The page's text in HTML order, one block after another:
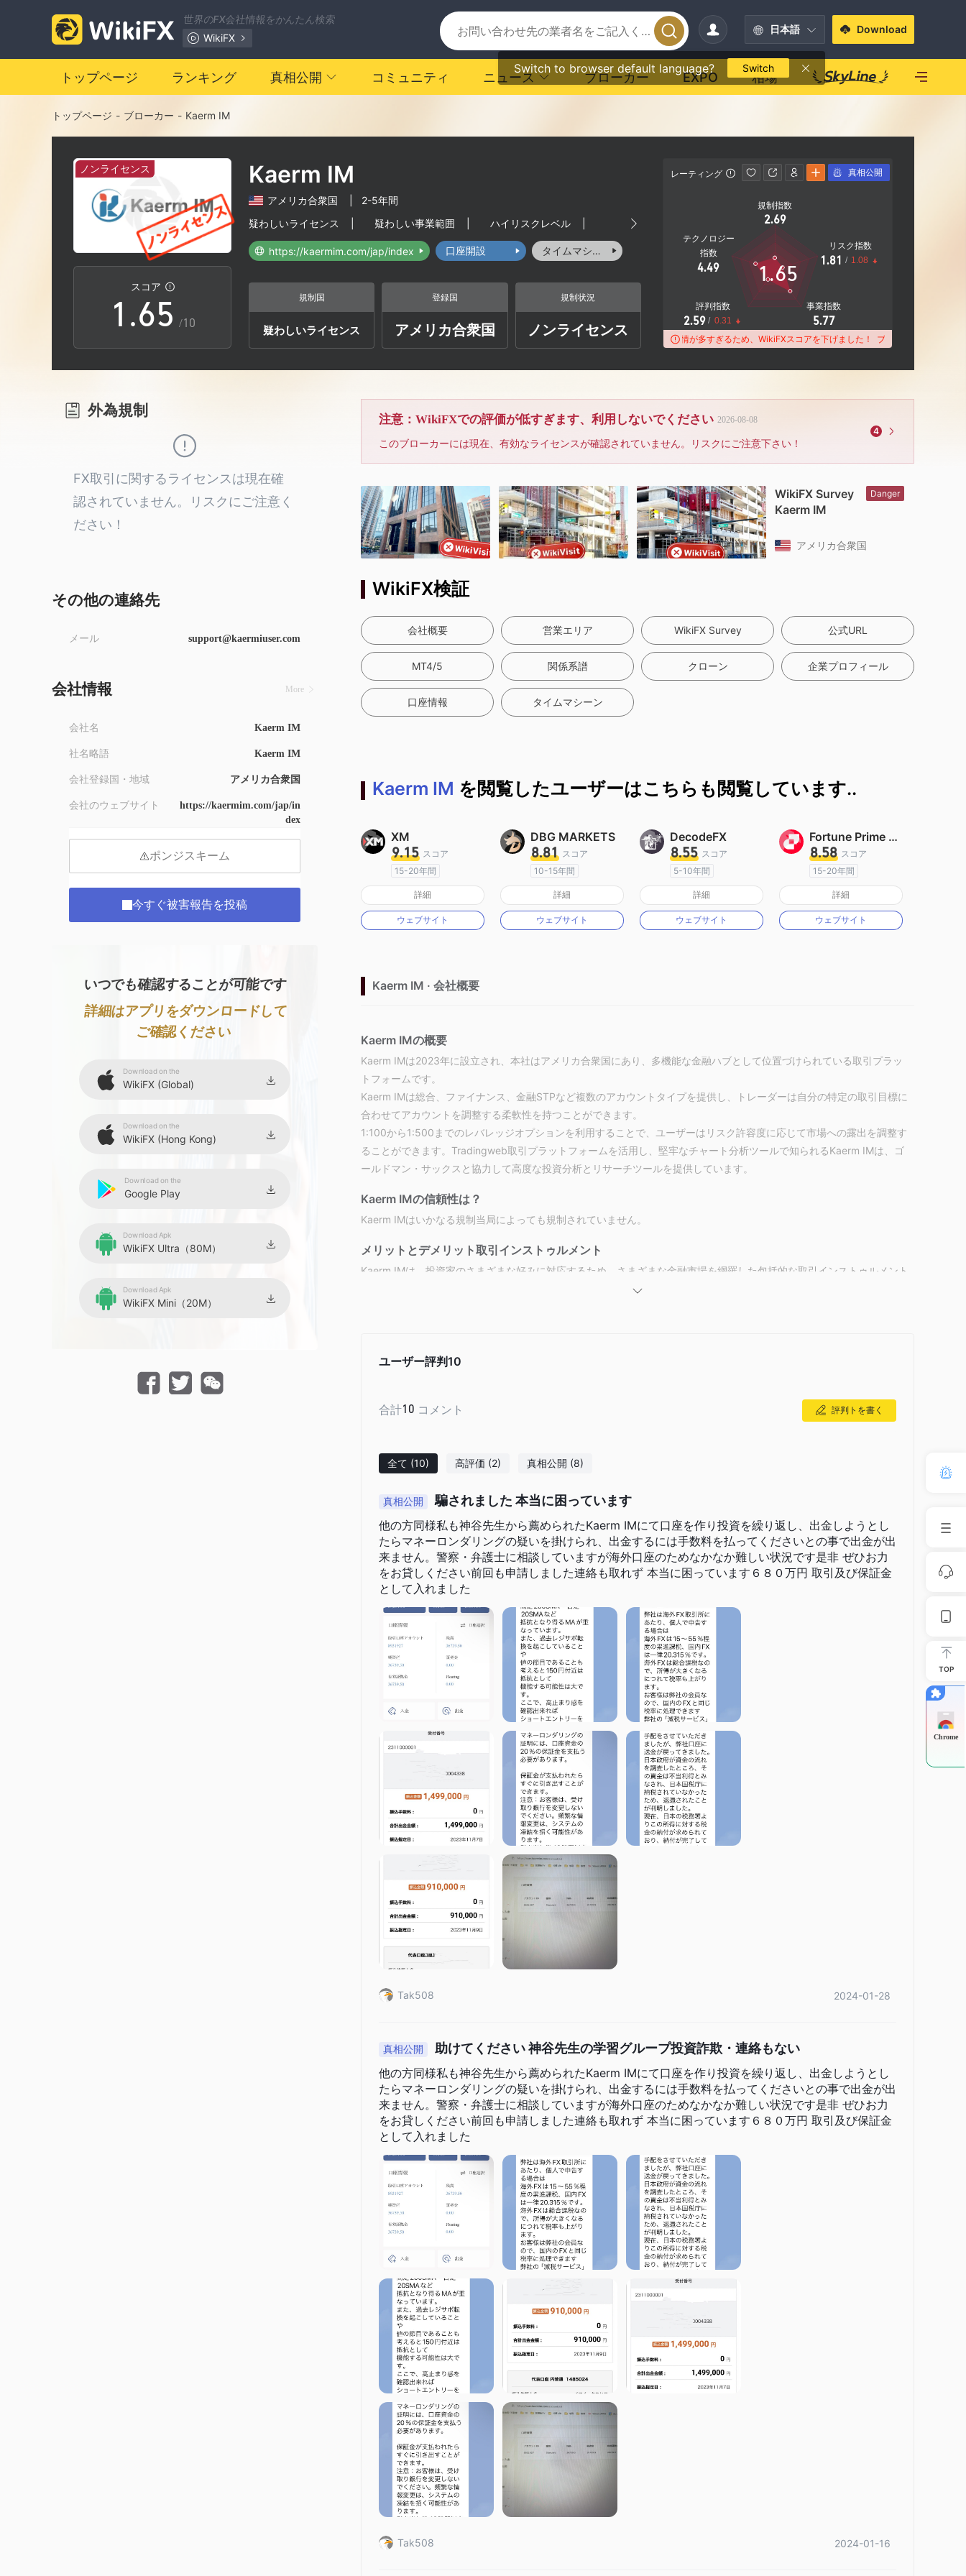
世界のFX会社情報をかんたん検索
WikiFX
日本語
Switch to browser default language? Switch
Download
トップページ ランキング 真相公開 コミュニティ ニュース ブローカー EXPO 相場
トップページ - ブローカー - Kaerm IM
ノンライセンス
スコア
0
1
2
3
5
6
8
.
0
1
2
3
4
5
6
7
8
0
1
3
4
5
6
8
9
/10
Kaerm IM
アメリカ合衆国
2-5年間
疑わしいライセンス
疑わしい事業範囲 ハイリスクレベル
https://kaermim.com/jap/index 口座開設 タイムマシーン
規制国
疑わしいライセンス
登録国
アメリカ合衆国
規制状況
ノンライセンス
レーティング
規制指数
2.69
テクノロジー
指数
4.49
評判指数
2.59 / 0.31
事業指数
5.77
リスク指数
1.81 / 1.08
ブローカーは未解決の苦情が多すぎるため、WikiFXスコアを下げました！ ブローカーは未解決の苦
1.65
真相公開
外為規制
FX取引に関するライセンスは現在確
認されていません。リスクにご注意く
ださい！
その他の連絡先
メール support@kaermiuser.com
会社情報 More
会社名 Kaerm IM
社名略語 Kaerm IM
会社登録国・地域 アメリカ合衆国
会社のウェブサイト
https://kaermim.com/jap/in
dex
ポンジスキーム
今すぐ被害報告を投稿
いつでも確認することが可能です
詳細はアプリをダウンロードして
ご確認ください
Download on the
WikiFX (Global)
Download on the
WikiFX (Hong Kong)
Download on the
Google Play
Download Apk
WikiFX Ultra（80M）
Download Apk
WikiFX Mini（20M）
注意：WikiFXでの評価が低すぎます、利用しないでください 2026-08-08
このブローカーには現在、有効なライセンスが確認されていません。リスクにご注意下さい！
4
WikiFX Survey
Kaerm IM
Danger
アメリカ合衆国
WikiFX検証
会社概要 営業エリア WikiFX Survey 公式URL
MT4/5 関係系譜 クローン 企業プロフィール
口座情報 タイムマシーン
Kaerm IM を閲覧したユーザーはこちらも閲覧しています..
XM
9.15 スコア
15-20年間
オーストラリア規制
マーケットメイキングライセンス（MM）
詳細
ウェブサイト
DBG MARKETS
8.81 スコア
10-15年間
オーストラリア規制
マーケットメイキングライセンス（MM）
詳細
ウェブサイト
DecodeFX
8.55 スコア
5-10年間
オーストラリア規制
マーケットメイキングライセンス（MM）
詳細
ウェブサイト
Fortune Prime Global
8.58 スコア
15-20年間
オーストラリア規制
マーケットメイキングライセンス（MM）
詳細
ウェブサイト
Kaerm IM · 会社概要
Kaerm IMの概要
Kaerm IMは2023年に設立され、本社はアメリカ合衆国にあり、多機能な金融ハブとして位置づけられている取引プラッ
トフォームです。
Kaerm IMは総合、ファイナンス、金融STPなど複数のアカウントタイプを提供し、トレーダーは自分の特定の取引目標に
合わせてアカウントを調整する柔軟性を持つことができます。
1:100から1:500までのレバレッジオプションを利用することで、ユーザーはリスク許容度に応じて市場への露出を調整す
ることができます。Tradingweb取引プラットフォームを活用し、堅牢なチャート分析ツールで知られるKaerm IMは、ゴ
ールドマン・サックスと協力して高度な投資分析とリサーチツールを提供しています。
Kaerm IMの信頼性は？
Kaerm IMはいかなる規制当局によっても規制されていません。
メリットとデメリット取引インストゥルメント
Kaerm IMは、投資家のさまざまな好みに対応するため、さまざまな金融市場を網羅した包括的な取引インストゥルメント
きます。
す。これにより、投資家は貴重な商品の市場に参加し、これらの貴金属の市場動向を利用することができます。
動性を乗り越え、市場の見通しと戦略に基づいてポジションを取ることができます。
Kaerm IMでは、香港ハンセン指数（HK50）、ドイツ指数（GER30）、S&P 500指数（US500）などの主要な基準を取り
扱っています。これにより、トレーダーは特定の株式市場の総合的なパフォーマンスと市場全体のトレンドに触れること
ができます。
仮想通貨:
Kaerm IMは、多様な主要なデジタル通貨ペアを提供することで仮想通貨市場で注目されています。トレーダーは
Bitcoin（BTC/USD）、Ether（ETH/USD）、Ripple（XRP/USD）などの人気のある仮想通貨で機会を探索し、ダイナミッ
クで急速に変化する仮想通貨の世界を航海することができます。
アカウントの種類
Kaerm IMは、さまざまなトレーディングの好みに対応するために、さまざまな投資家のニーズに合わせた柔軟なアカウン
トの種類を提供しています。
包括的なアカウントは、トレーダーが連続して差金決済契約（CFD）に参加できるように設計されています。このアカウ
ントタイプは、実際の市場動向を正確にシミュレートする独自の複合指数を利用しています。トレーダーは24時間いつで
も取引の機会を利用することができます。
ファイナンスアカウント
ファイナンスアカウントは、幅広い取引インストゥルメントを求めるトレーダー向けに構成されています。このアカウン
トでは、標準およびマイクロトランザクションで外国為替、商品、仮想通貨の取引が可能です。高いレバレッジオプショ
ンの追加により、資本効率を向上させることができます。
金融STPアカウント:
金融STP（ストレートスループロセッシング）アカウントは、取引量やスプレッドの好みに応じたトレーダーに対応する
大きな取引量または小さな取引量で市場を航海することができます。
アカウントの開設方法
Kaerm IMでアカウントを開設するには、以下の手順に従ってください。
Kaerm IMのウェブサイトを訪問します。ホームページで「登録」ボタンを探し、クリックします。
細を入力します。
口座に入金します
プラットフォームをダウンロードして取引を開始します
レバレッジ
Kaerm IMは、トレーダーに対して柔軟なレバレッジを提供しており、1:100から1:500 までの範囲で設定できます。
Kaerm IMは、競争力のあるダイナミックなスプレッドを提供しており、浮動スプレッドは
あります。
入金および出金方法
Kaerm IMは、ユーザーの取引をサポートするために、使いやすく柔軟な入金および出金方法を提供しています。入金方法
には、銀行送金やクレジットカードなどの伝統的なオプションが含まれます。銀行送金は、口座への資金提供のための伝
取引プラットフォーム
Kaerm IMは、世界中で最も広く使用されているオンライン取引プラットフォームの1つとして知られる
プラットフォームを提供しています。このプラットフォームには、50以上のテクニカルインジケーターや日中分析ツール
を含む強力なチャート分析ツールが備わっています。
カスタマーサポート
Kaerm IMは、お問い合わせや懸念事項に対応するために、さまざまなチャネルを通じてカスタマーサポートを提供してい
ます。ユーザーは、
support@kaermiuser.com
従来のコミュニケーション手段を好む方には、会社の所在地が
LAKEWOOD, CO 80226, U.S.A
取引ツール
Kaerm IMは、世界的に認知されている分析機関である
ユーザー評判10
合計10 コメント 評判トを書く
全て (10) 高評価 (2) 真相公開 (8)
真相公開 騙されました 本当に困っています
他の方同様私も神谷先生から薦められたKaerm IMにて口座を作り投資を繰り返し、出金しようとし
たらマネーロンダリングの疑いを掛けられ、出金するには手数料を払ってくださいとの事で出金が出
来ません。警察・弁護士に相談していますが海外口座のためなかなか難しい状況です是非 ぜひお力
をお貸しください前回も申請しました連絡も取れず 本当に困っています６８０万円 取引及び保証金
として入れました
Tak508 2024-01-28
真相公開 助けてください 神谷先生の学習グループ投資詐欺・連絡もない
他の方同様私も神谷先生から薦められたKaerm IMにて口座を作り投資を繰り返し、出金しようとし
たらマネーロンダリングの疑いを掛けられ、出金するには手数料を払ってくださいとの事で出金が出
来ません。警察・弁護士に相談していますが海外口座のためなかなか難しい状況です是非 ぜひお力
をお貸しください前回も申請しました連絡も取れず 本当に困っています６８０万円 取引及び保証金
として入れました
Tak508 2024-01-16
TOP
Chrome